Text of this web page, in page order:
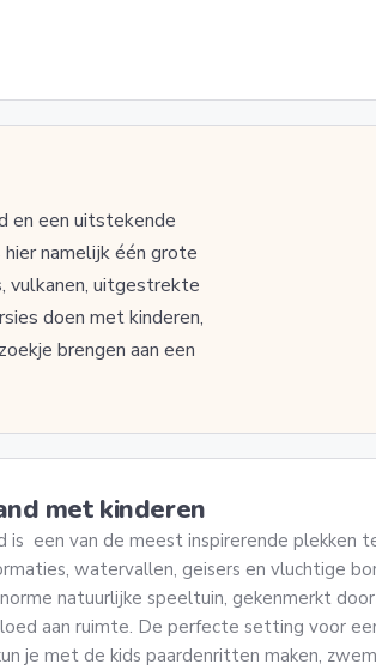
en een uitstekende
namelijk één grote
vulkanen, uitgestrekte
doen met kinderen,
brengen aan een
met kinderen
is een van de meest inspirerende plekken
watervallen, geisers en vluchtige
natuurlijke speeltuin, gekenmerkt
aan ruimte. De perfecte setting voor
je met de kids paardenritten maken,